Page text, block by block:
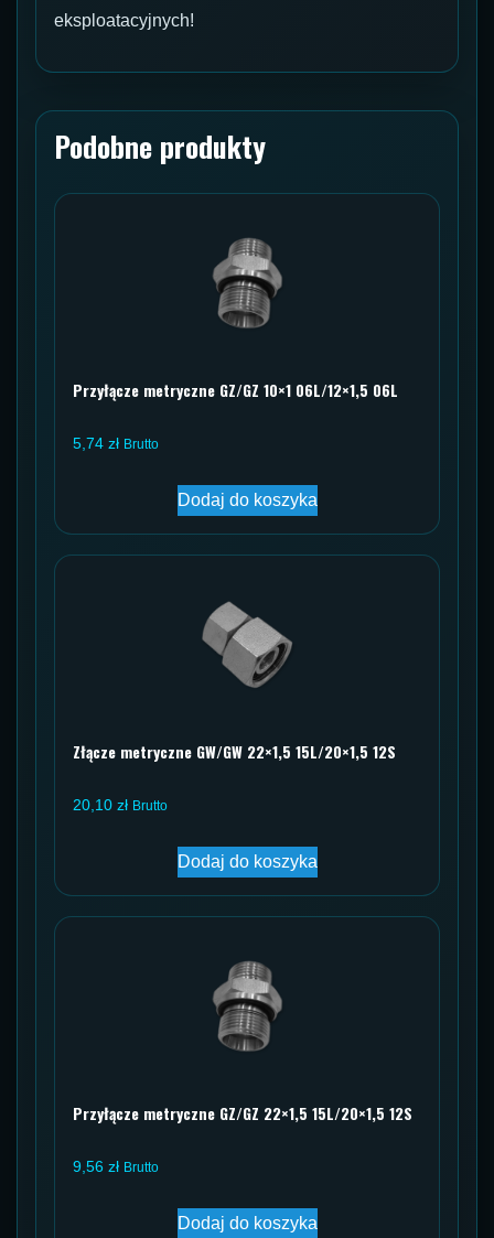
eksploatacyjnych!
Podobne produkty
Przyłącze metryczne GZ/GZ 10×1 06L/12×1,5 06L
5,74 zł Brutto
Dodaj do koszyka
Złącze metryczne GW/GW 22×1,5 15L/20×1,5 12S
20,10 zł Brutto
Dodaj do koszyka
Przyłącze metryczne GZ/GZ 22×1,5 15L/20×1,5 12S
9,56 zł Brutto
Dodaj do koszyka